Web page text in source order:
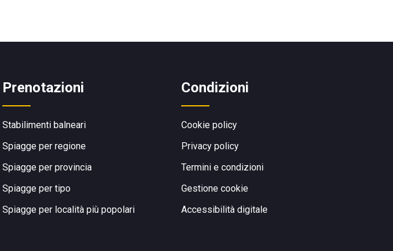
Prenotazioni
Stabilimenti balneari
Spiagge per regione
Spiagge per provincia
Spiagge per tipo
Spiagge per località più popolari
Condizioni
Cookie policy
Privacy policy
Termini e condizioni
Gestione cookie
Accessibilità digitale